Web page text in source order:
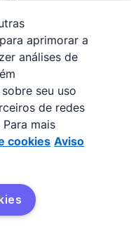
ferramenta de
o cliente(CRM)
recursos,
você e
tempo em uma
muitas
processos de
equipede graça
aprimorar a
análises de
seu uso
de redes
mais
cookies Aviso